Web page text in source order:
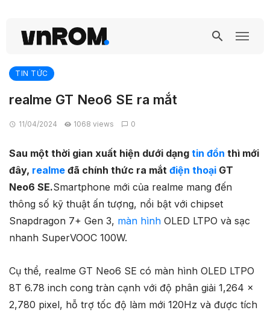
TIN TỨC
realme GT Neo6 SE ra mắt
11/04/2024 1068 views 0
Sau một thời gian xuất hiện dưới dạng tin đồn thì mới
đây, realme đã chính thức ra mắt điện thoại GT
Neo6 SE.Smartphone mới của realme mang đến
thông số kỹ thuật ấn tượng, nổi bật với chipset
Snapdragon 7+ Gen 3, màn hình OLED LTPO và sạc
nhanh SuperVOOC 100W.
Cụ thể, realme GT Neo6 SE có màn hình OLED LTPO
8T 6.78 inch cong tràn cạnh với độ phân giải 1,264 x
2,780 pixel, hỗ trợ tốc độ làm mới 120Hz và được tích